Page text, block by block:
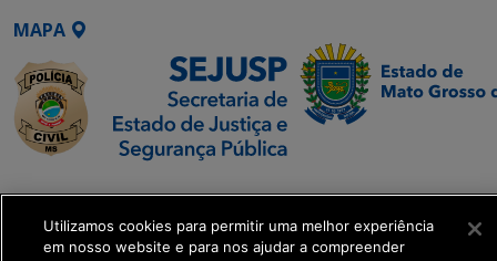
MAPA
SETDIG | Secretaria-
Executiva de
Transformação Digital
Utilizamos cookies para permitir uma melhor experiência
em nosso website e para nos ajudar a compreender